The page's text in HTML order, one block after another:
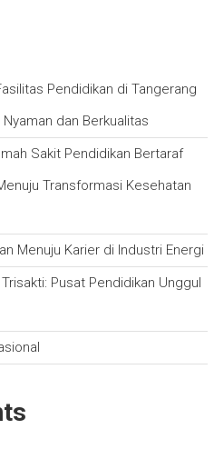
Pendidikan di Tangerang
dan Berkualitas
Sakit Pendidikan Bertaraf
Transformasi Kesehatan
Menuju Karier di Industri Energi
Pusat Pendidikan Unggul